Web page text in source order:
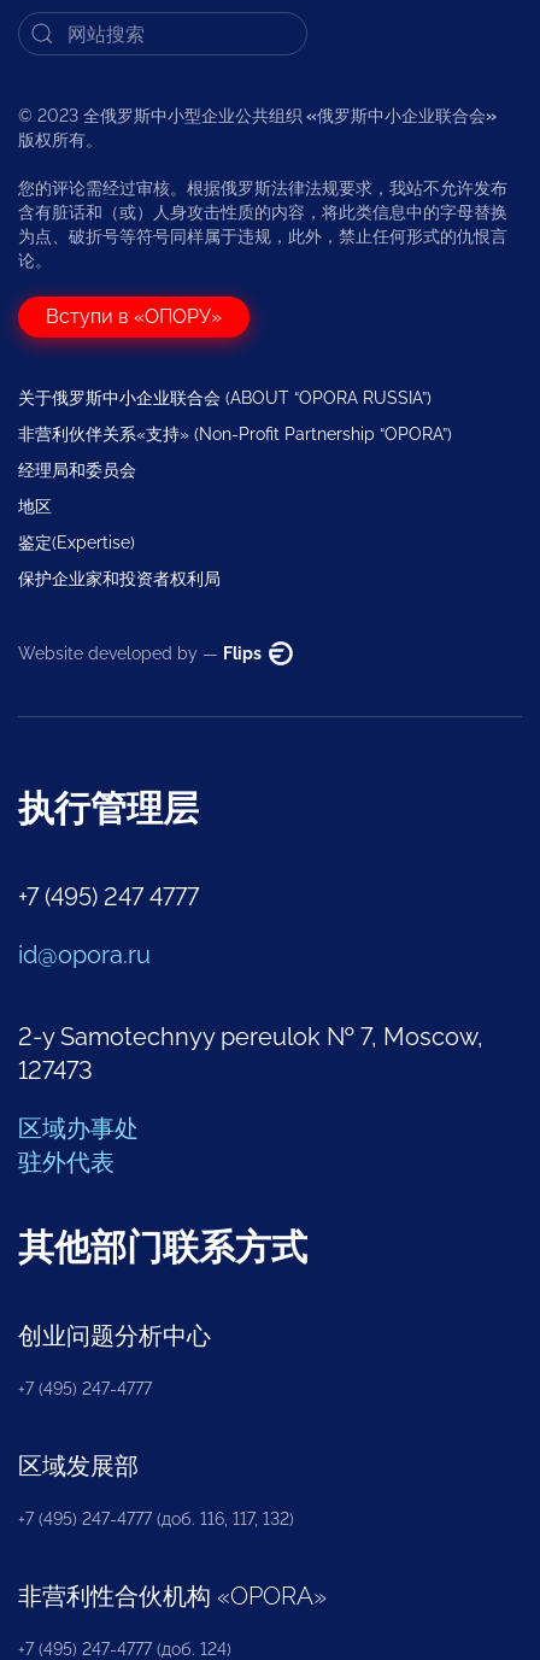
© 2023 全俄罗斯中小型企业公共组织 «俄罗斯中小企业联合会»
版权所有。
您的评论需经过审核。根据俄罗斯法律法规要求，我站不允许发布
含有脏话和（或）人身攻击性质的内容，将此类信息中的字母替换
为点、破折号等符号同样属于违规，此外，禁止任何形式的仇恨言
论。
Вступи в «ОПОРУ»
关于俄罗斯中小企业联合会 (ABOUT “OPORA RUSSIA”)
非营利伙伴关系«支持» (Non-Profit Partnership “OPORA”)
经理局和委员会
地区
鉴定(Expertise)
保护企业家和投资者权利局
Website developed by — Flips
执行管理层
+7 (495) 247 4777
id@opora.ru
2-y Samotechnyy pereulok № 7, Moscow,
127473
区域办事处
驻外代表
其他部门联系方式
创业问题分析中心
+7 (495) 247-4777
区域发展部
+7 (495) 247-4777 (доб. 116, 117, 132)
非营利性合伙机构 «OPORA»
+7 (495) 247-4777 (доб. 124)